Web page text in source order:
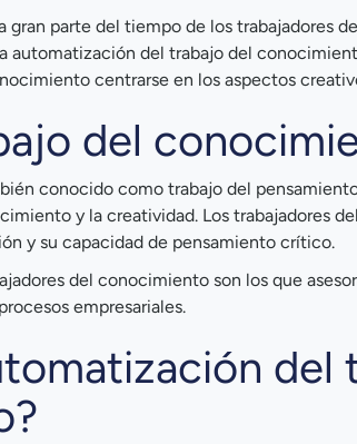
gran parte del tiempo de los trabajadores
automatización del trabajo del
centrarse en los aspectos
del
conocido como trabajo del
y la creatividad. Los trabajadores
y su capacidad de pensamiento crítico.
del conocimiento son los que
empresariales.
del